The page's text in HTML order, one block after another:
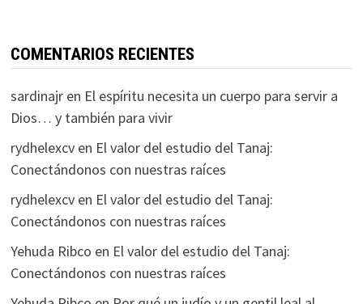
COMENTARIOS RECIENTES
sardinajren El espíritu necesita un cuerpo para servir a
Dios… y también para vivir
rydhelexcven El valor del estudio del Tanaj:
Conectándonos con nuestras raíces
rydhelexcven El valor del estudio del Tanaj:
Conectándonos con nuestras raíces
Yehuda Ribco en El valor del estudio del Tanaj:
Conectándonos con nuestras raíces